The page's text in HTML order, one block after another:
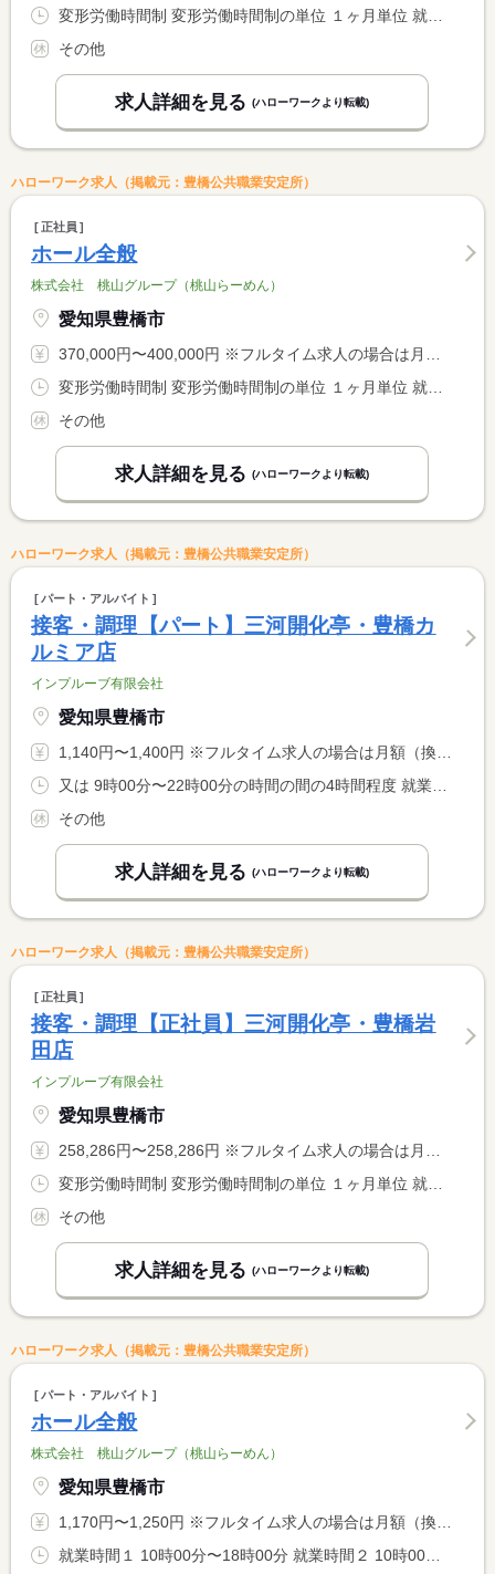
その他
求人詳細を見る (ハローワークより転載)
ハローワーク求人（掲載元：豊橋公共職業安定所）
正社員
ホール全般
株式会社 桃山グループ（桃山らーめん）
愛知県豊橋市
370,000円〜400,000円 ※フルタイム求人の場合は月額（換算額）、パート求人の場合は時間額を表示しています。
その他
求人詳細を見る (ハローワークより転載)
ハローワーク求人（掲載元：豊橋公共職業安定所）
パート・アルバイト
接客・調理【パート】三河開化亭・豊橋カ
ルミア店
インプルーブ有限会社
愛知県豊橋市
1,140円〜1,400円 ※フルタイム求人の場合は月額（換算額）、パート求人の場合は時間額を表示しています。
その他
求人詳細を見る (ハローワークより転載)
ハローワーク求人（掲載元：豊橋公共職業安定所）
正社員
接客・調理【正社員】三河開化亭・豊橋岩
田店
インプルーブ有限会社
愛知県豊橋市
258,286円〜258,286円 ※フルタイム求人の場合は月額（換算額）、パート求人の場合は時間額を表示しています。
その他
求人詳細を見る (ハローワークより転載)
ハローワーク求人（掲載元：豊橋公共職業安定所）
パート・アルバイト
ホール全般
株式会社 桃山グループ（桃山らーめん）
愛知県豊橋市
1,170円〜1,250円 ※フルタイム求人の場合は月額（換算額）、パート求人の場合は時間額を表示しています。